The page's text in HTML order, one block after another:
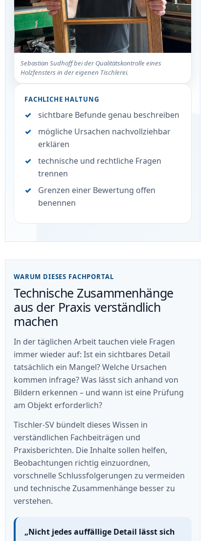
Sebastian Sudhoff bei der Qualitätskontrolle eines
Holzfensters in der eigenen Tischlerei.
FACHLICHE HALTUNG
sichtbare Befunde genau beschreiben
mögliche Ursachen nachvollziehbar
erklären
technische und rechtliche Fragen
trennen
Grenzen einer Bewertung offen
benennen
WARUM DIESES FACHPORTAL
Technische Zusammenhänge
aus der Praxis verständlich
machen
In der täglichen Arbeit tauchen viele Fragen
immer wieder auf: Ist ein sichtbares Detail
tatsächlich ein Mangel? Welche Ursachen
kommen infrage? Was lässt sich anhand von
Bildern erkennen – und wann ist eine Prüfung
am Objekt erforderlich?
Tischler-SV bündelt dieses Wissen in
verständlichen Fachbeiträgen und
Praxisberichten. Die Inhalte sollen helfen,
Beobachtungen richtig einzuordnen,
vorschnelle Schlussfolgerungen zu vermeiden
und technische Zusammenhänge besser zu
verstehen.
„Nicht jedes auffällige Detail lässt sich